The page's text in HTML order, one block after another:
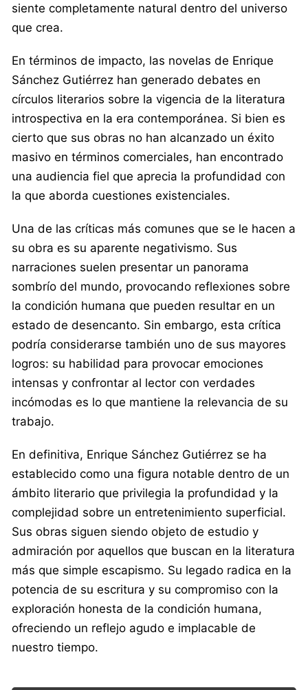
siente completamente natural dentro del universo
que crea.
En términos de impacto, las novelas de Enrique
Sánchez Gutiérrez han generado debates en
círculos literarios sobre la vigencia de la literatura
introspectiva en la era contemporánea. Si bien es
cierto que sus obras no han alcanzado un éxito
masivo en términos comerciales, han encontrado
una audiencia fiel que aprecia la profundidad con
la que aborda cuestiones existenciales.
Una de las críticas más comunes que se le hacen a
su obra es su aparente negativismo. Sus
narraciones suelen presentar un panorama
sombrío del mundo, provocando reflexiones sobre
la condición humana que pueden resultar en un
estado de desencanto. Sin embargo, esta crítica
podría considerarse también uno de sus mayores
logros: su habilidad para provocar emociones
intensas y confrontar al lector con verdades
incómodas es lo que mantiene la relevancia de su
trabajo.
En definitiva, Enrique Sánchez Gutiérrez se ha
establecido como una figura notable dentro de un
ámbito literario que privilegia la profundidad y la
complejidad sobre un entretenimiento superficial.
Sus obras siguen siendo objeto de estudio y
admiración por aquellos que buscan en la literatura
más que simple escapismo. Su legado radica en la
potencia de su escritura y su compromiso con la
exploración honesta de la condición humana,
ofreciendo un reflejo agudo e implacable de
nuestro tiempo.